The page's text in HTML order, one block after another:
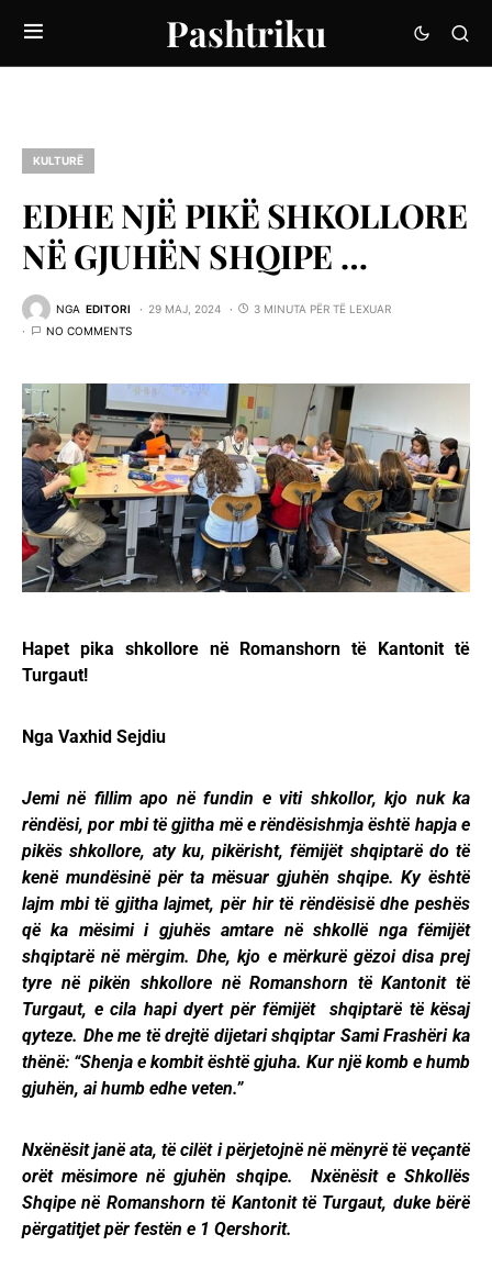
Pashtriku
KULTURË
EDHE NJË PIKË SHKOLLORE
NË GJUHËN SHQIPE …
NGA EDITORI 29 MAJ, 2024
3 MINUTA PËR TË LEXUAR
NO COMMENTS
Hapet pika shkollore në Romanshorn të Kantonit të
Turgaut!
Nga Vaxhid Sejdiu
Jemi në fillim apo në fundin e viti shkollor, kjo nuk ka
rëndësi, por mbi të gjitha më e rëndësishmja është hapja e
pikës shkollore, aty ku, pikërisht, fëmijët shqiptarë do të
kenë mundësinë për ta mësuar gjuhën shqipe. Ky është
lajm mbi të gjitha lajmet, për hir të rëndësisë dhe peshës
që ka mësimi i gjuhës amtare në shkollë nga fëmijët
shqiptarë në mërgim. Dhe, kjo e mërkurë gëzoi disa prej
tyre në pikën shkollore në Romanshorn të Kantonit të
Turgaut, e cila hapi dyert për fëmijët shqiptarë të kësaj
qyteze. Dhe me të drejtë dijetari shqiptar Sami Frashëri ka
thënë: “Shenja e kombit është gjuha. Kur një komb e humb
gjuhën, ai humb edhe veten.”
Nxënësit janë ata, të cilët i përjetojnë në mënyrë të veçantë
orët mësimore në gjuhën shqipe. Nxënësit e Shkollës
Shqipe në Romanshorn të Kantonit të Turgaut, duke bërë
përgatitjet për festën e 1 Qershorit.